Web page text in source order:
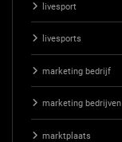
livesport
livesports
marketing bedrijf
marketing bedrijven
marktplaats